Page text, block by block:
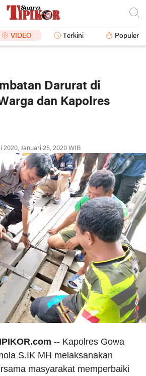
VIDEO Terkini Populer
Darurat di
dan Kapolres
2020, Januari 25, 2020 WIB
-- Kapolres Gowa
S.IK MH melaksanakan
masyarakat memperbaiki